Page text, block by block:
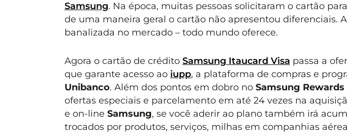
Samsung. Na época, muitas pessoas solicitaram o cartão
de uma maneira geral o cartão não apresentou diferenciais.
banalizada no mercado – todo mundo oferece.
Agora o cartão de crédito Samsung Itaucard Visa passa a
que garante acesso ao iupp, a plataforma de compras e
Unibanco. Além dos pontos em dobro no Samsung Rewards
ofertas especiais e parcelamento em até 24 vezes na
e on-line Samsung, se você aderir ao plano também irá
trocados por produtos, serviços, milhas em companhias